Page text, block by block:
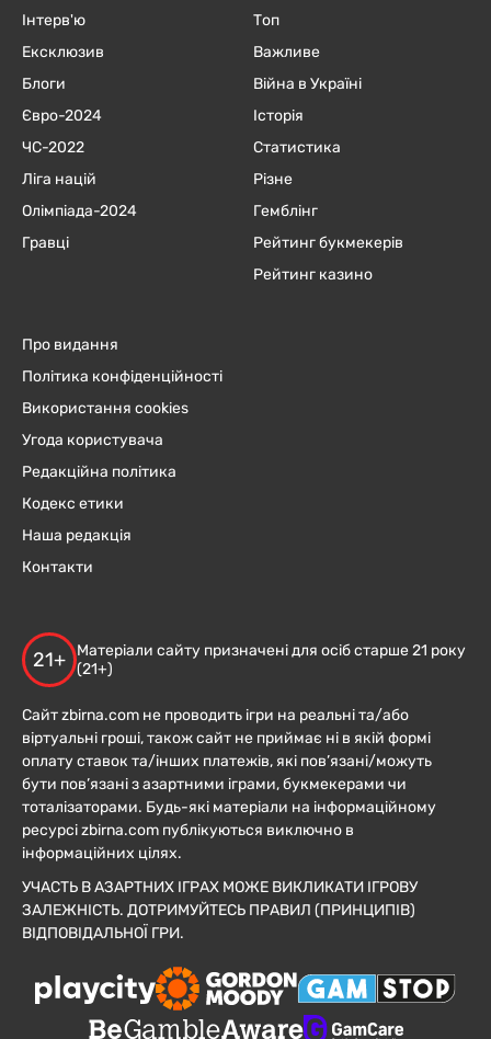
Інтерв'ю
Ексклюзив
Блоги
Євро-2024
ЧC-2022
Ліга націй
Олімпіада-2024
Гравці
Топ
Важливе
Війна в Україні
Історія
Статистика
Різне
Гемблінг
Рейтинг букмекерів
Рейтинг казино
Про видання
Політика конфіденційності
Використання cookies
Угода користувача
Редакційна політика
Кодекс етики
Наша редакція
Контакти
21+
Матеріали сайту призначені для осіб старше 21 року
(21+)
Сайт zbirna.com не проводить ігри на реальні та/або
віртуальні гроші, також сайт не приймає ні в якій формі
оплату ставок та/інших платежів, які пов’язані/можуть
бути пов’язані з азартними іграми, букмекерами чи
тоталізаторами. Будь-які матеріали на інформаційному
ресурсі zbirna.com публікуються виключно в
інформаційних цілях.
УЧАСТЬ В АЗАРТНИХ ІГРАХ МОЖЕ ВИКЛИКАТИ ІГРОВУ
ЗАЛЕЖНІСТЬ. ДОТРИМУЙТЕСЬ ПРАВИЛ (ПРИНЦИПІВ)
ВІДПОВІДАЛЬНОЇ ГРИ.